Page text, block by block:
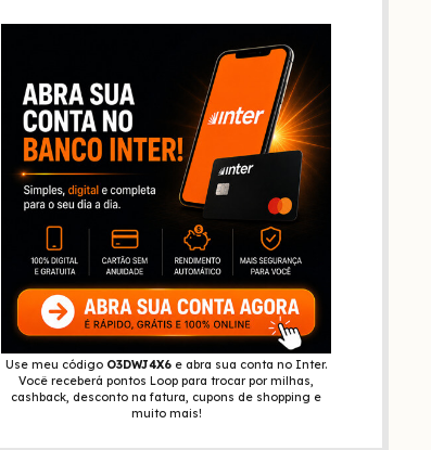
Use meu código O3DWJ4X6 e abra sua conta no Inter.
Você receberá pontos Loop para trocar por milhas,
cashback, desconto na fatura, cupons de shopping e
muito mais!